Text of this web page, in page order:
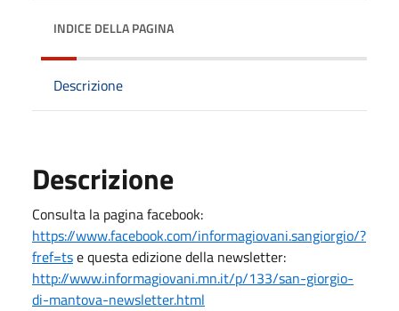
INDICE DELLA PAGINA
Descrizione
Descrizione
Consulta la pagina facebook:
https://www.facebook.com/informagiovani.sangiorgio/?
fref=tse questa edizione della newsletter:
http://www.informagiovani.mn.it/p/133/san-giorgio-
di-mantova-newsletter.html